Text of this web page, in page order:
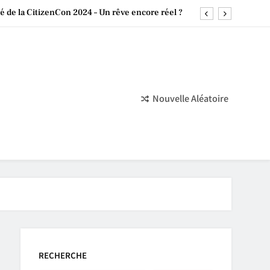
de la CitizenCon 2024 – Un rêve encore réel ?
Chinoise dans le Monde du Jeu Vidéo
Nouvelle Aléatoire
RECHERCHE